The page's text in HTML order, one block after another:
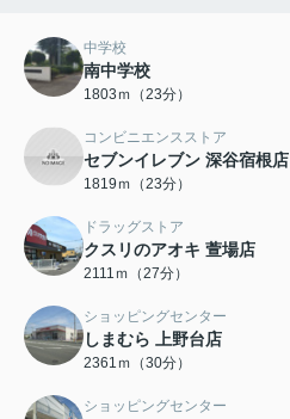
中学校
南中学校
1803ｍ（23分）
コンビニエンスストア
セブンイレブン 深谷宿根店
1819ｍ（23分）
ドラッグストア
クスリのアオキ 萱場店
2111ｍ（27分）
ショッピングセンター
しまむら 上野台店
2361ｍ（30分）
ショッピングセンター